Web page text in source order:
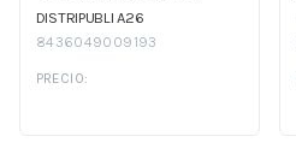
PAGINAS 4 TITULOS
SURTIDOS
DISTRIPUBLI A26
8436049009193
PRECIO: